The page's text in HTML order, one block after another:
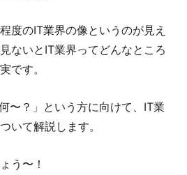
度のIT業界の像というのが見え
ないとIT業界ってどんなところ
です。
〜？」という方に向けて、IT業
いて解説します。
う〜！